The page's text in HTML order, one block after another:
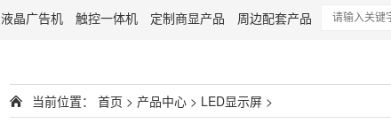
液晶广告机 触控一体机 定制商显产品 周边配套产品
当前位置： 首页 > 产品中心 > LED显示屏 >